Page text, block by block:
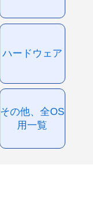
ハードウェア
その他、全OS
用一覧